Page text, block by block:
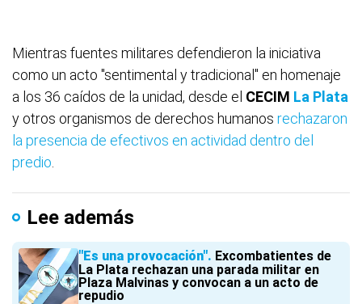
Mientras fuentes militares defendieron la iniciativa
como un acto "sentimental y tradicional" en homenaje
a los 36 caídos de la unidad, desde el CECIM La Plata
y otros organismos de derechos humanos rechazaron
la presencia de efectivos en actividad dentro del
predio
Lee además
"Es una provocación" Excombatientes de
La Plata rechazan una parada militar en
Plaza Malvinas y convocan a un acto de
repudio